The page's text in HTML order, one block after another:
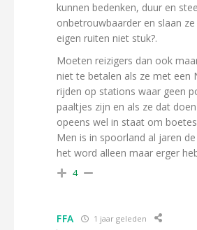
kunnen bedenken, duur en
onbetrouwbaarder en slaan
eigen ruiten niet stuk?.
Moeten reizigers dan ook
niet te betalen als ze met een
rijden op stations waar geen
paaltjes zijn en als ze dat
opeens wel in staat om
Men is in spoorland al jaren
het word alleen maar erger
4
FFA 1 jaar geleden